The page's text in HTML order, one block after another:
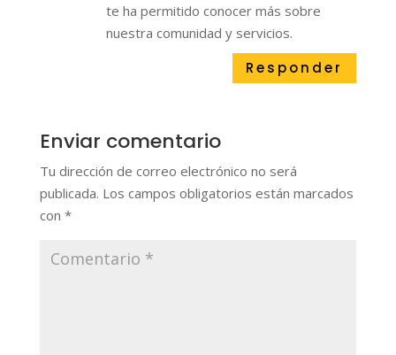
te ha permitido conocer más sobre
nuestra comunidad y servicios.
Responder
Enviar comentario
Tu dirección de correo electrónico no será
publicada. Los campos obligatorios están marcados
con *